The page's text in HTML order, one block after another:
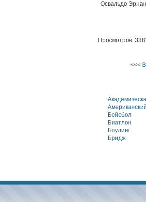
Освальдо
Просмотров:
<<<
Бейсбол
Биатлон
Боулинг
Бридж